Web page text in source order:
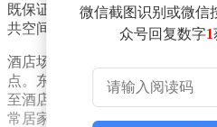
既保证了舒适体验，又避免了
共空间的服务规范。
酒店场景的拓展则聚焦于差旅人
点。东郊到家依托成熟的上门
至酒店客房，填补了差旅场景中
常居家环境的出行者而言，这一
微信截图识别或微信
众号回复数字1